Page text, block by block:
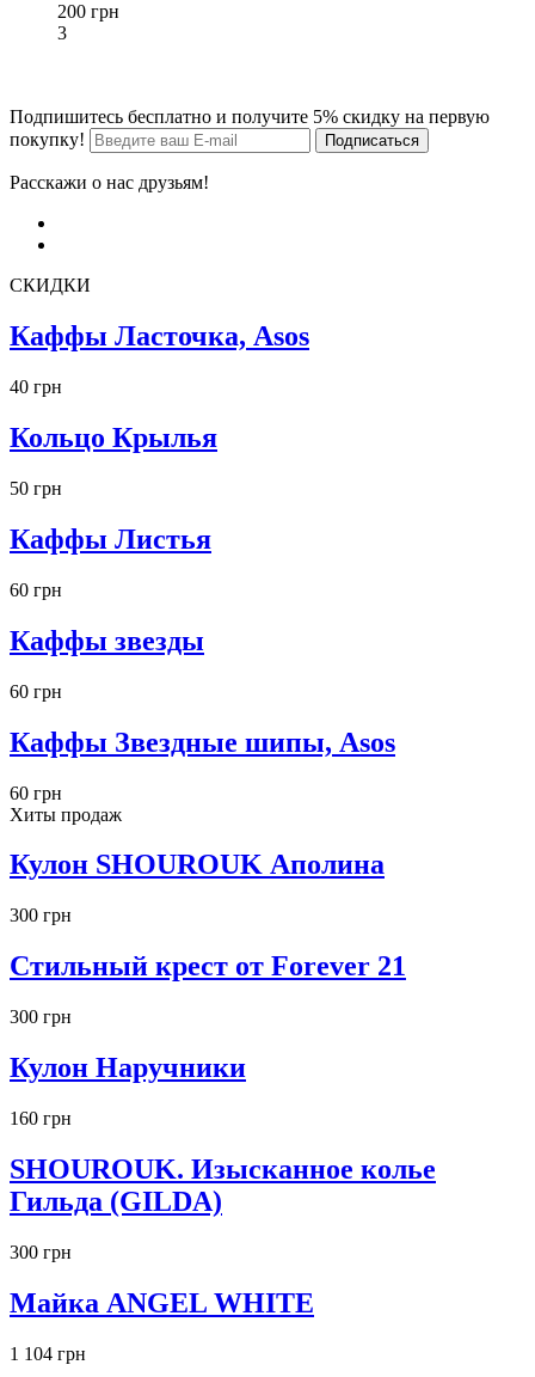
200 грн
3
Подпишитесь бесплатно и получите 5% скидку на первую
покупку!
Расскажи о нас друзьям!
СКИДКИ
Каффы Ласточка, Asos
40 грн
Кольцо Крылья
50 грн
Каффы Листья
60 грн
Каффы звезды
60 грн
Каффы Звездные шипы, Asos
60 грн
Хиты продаж
Кулон SHOUROUK Аполина
300 грн
Стильный крест от Forever 21
300 грн
Кулон Наручники
160 грн
SHOUROUK. Изысканное колье
Гильда (GILDA)
300 грн
Майка ANGEL WHITE
1 104 грн